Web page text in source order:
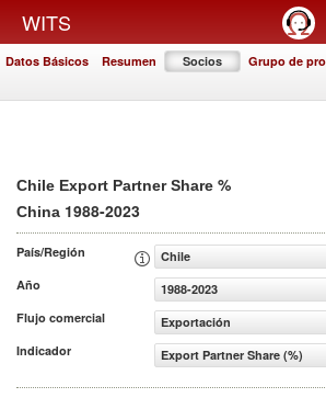
WITS
Datos Básicos Resumen Socios Grupo de
Chile Export Partner Share %
China 1988-2023
País/Región
Chile
Año
1988-2023
Flujo comercial
Exportación
Indicador
Export Partner Share (%)